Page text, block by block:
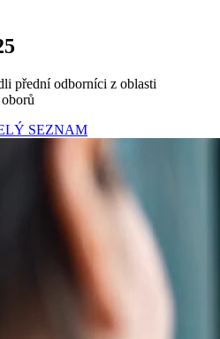
přední odborníci z oblasti
SEZNAM